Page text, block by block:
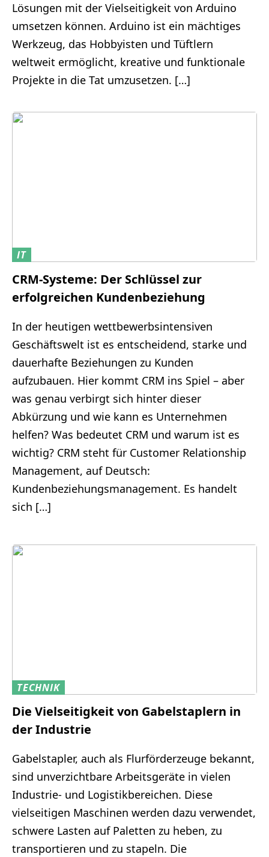
Lösungen mit der Vielseitigkeit von Arduino
umsetzen können. Arduino ist ein mächtiges
Werkzeug, das Hobbyisten und Tüftlern
weltweit ermöglicht, kreative und funktionale
Projekte in die Tat umzusetzen. […]
IT
CRM-Systeme: Der Schlüssel zur
erfolgreichen Kundenbeziehung
In der heutigen wettbewerbsintensiven
Geschäftswelt ist es entscheidend, starke und
dauerhafte Beziehungen zu Kunden
aufzubauen. Hier kommt CRM ins Spiel – aber
was genau verbirgt sich hinter dieser
Abkürzung und wie kann es Unternehmen
helfen? Was bedeutet CRM und warum ist es
wichtig? CRM steht für Customer Relationship
Management, auf Deutsch:
Kundenbeziehungsmanagement. Es handelt
sich […]
TECHNIK
Die Vielseitigkeit von Gabelstaplern in
der Industrie
Gabelstapler, auch als Flurförderzeuge bekannt,
sind unverzichtbare Arbeitsgeräte in vielen
Industrie- und Logistikbereichen. Diese
vielseitigen Maschinen werden dazu verwendet,
schwere Lasten auf Paletten zu heben, zu
transportieren und zu stapeln. Die